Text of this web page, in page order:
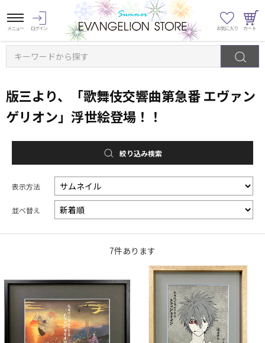
キーワードから探す
版三より、「歌舞伎交響曲第急番 エヴァン
ゲリオン」浮世絵登場！！
絞り込み検索
表示方法
並べ替え
7件あります